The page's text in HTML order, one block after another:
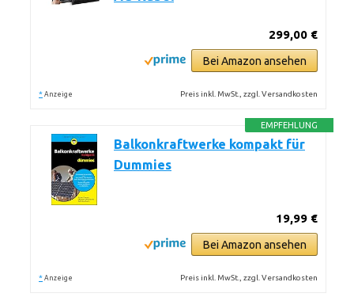
299,00 €
Bei Amazon ansehen
* Anzeige Preis inkl. MwSt., zzgl. Versandkosten
EMPFEHLUNG
Balkonkraftwerke kompakt für
Dummies
19,99 €
Bei Amazon ansehen
* Anzeige Preis inkl. MwSt., zzgl. Versandkosten